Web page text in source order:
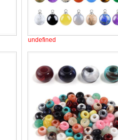
undefined